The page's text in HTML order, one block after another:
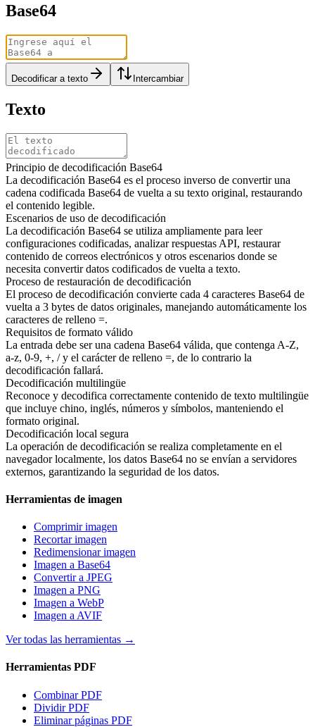
Base64
Decodificar a texto Intercambiar
Texto
Principio de decodificación Base64
La decodificación Base64 es el proceso inverso de convertir una
cadena codificada Base64 de vuelta a su texto original, restaurando
el contenido legible.
Escenarios de uso de decodificación
La decodificación Base64 se utiliza ampliamente para leer
configuraciones codificadas, analizar respuestas API, restaurar
contenido de correos electrónicos y otros escenarios donde se
necesita convertir datos codificados de vuelta a texto.
Proceso de restauración de decodificación
El proceso de decodificación convierte cada 4 caracteres Base64 de
vuelta a 3 bytes de datos originales, manejando automáticamente los
caracteres de relleno =.
Requisitos de formato válido
La entrada debe ser una cadena Base64 válida, que contenga A-Z,
a-z, 0-9, +, / y el carácter de relleno =, de lo contrario la
decodificación fallará.
Decodificación multilingüe
Reconoce y decodifica correctamente contenido de texto multilingüe
que incluye chino, inglés, números y símbolos, manteniendo el
formato original.
Decodificación local segura
La operación de decodificación se realiza completamente en el
navegador localmente, los datos Base64 no se envían a servidores
externos, garantizando la seguridad de los datos.
Herramientas de imagen
Comprimir imagen
Recortar imagen
Redimensionar imagen
Imagen a Base64
Convertir a JPEG
Imagen a PNG
Imagen a WebP
Imagen a AVIF
Ver todas las herramientas →
Herramientas PDF
Combinar PDF
Dividir PDF
Eliminar páginas PDF